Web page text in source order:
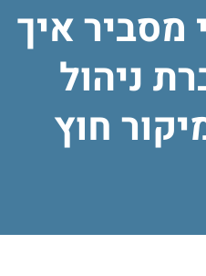
מסביר איך
ניהול
חוץ